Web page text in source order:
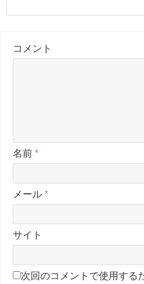
コメント
名前 *
メール *
サイト
次回のコメントで使用する